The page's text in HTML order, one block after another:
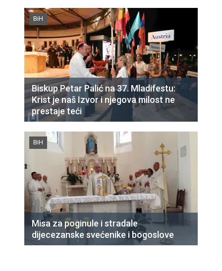
BiH
Biskup Petar Palić na 37. Mladifestu:
Krist je naš Izvor i njegova milost ne
prestaje teći
BiH
Misa za poginule i stradale
dijecezanske svećenike i bogoslove